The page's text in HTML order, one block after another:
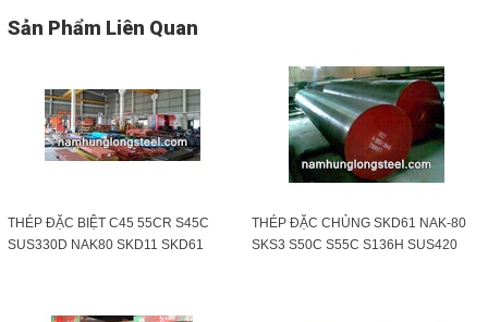
Sản Phẩm Liên Quan
THÉP ĐẶC BIỆT C45 55CR S45C
SUS330D NAK80 SKD11 SKD61
THÉP ĐẶC CHỦNG SKD61 NAK-80
SKS3 S50C S55C S136H SUS420
Gọi cho chúng tôi
Nhắn tin
Mail
COPYRIGHT 2015. ALL RIGHTS RESERVED